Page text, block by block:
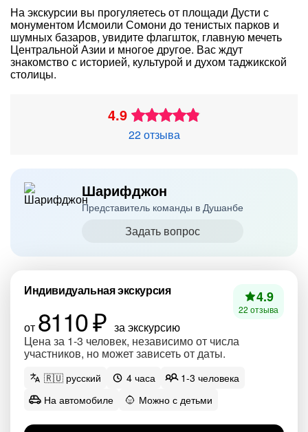
На экскурсии вы прогуляетесь от площади Дусти с
монументом Исмоили Сомони до тенистых парков и
шумных базаров, увидите флагшток, главную мечеть
Центральной Азии и многое другое. Вас ждут
знакомство с историей, культурой и духом таджикской
столицы.
4.9
22 отзыва
Шарифджон
Представитель команды в Душанбе
Задать вопрос
Индивидуальная экскурсия
от 8110 ₽ за экскурсию
Цена за 1-3 человек, независимо от числа
участников, но может зависеть от даты.
4.9
22 отзыва
🇷🇺 русский 4 часа
1-3 человека
На автомобиле
Можно с детьми